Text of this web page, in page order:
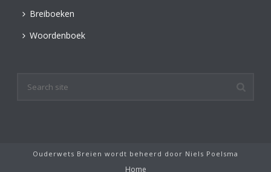
Breiboeken
Woordenboek
Ouderwets Breien wordt beheerd door Niels Poelsma
Home